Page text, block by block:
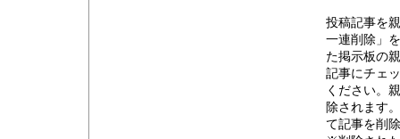
投稿記事を
一連削除」
た掲示板の
記事にチェ
ください。
除されます
て記事を削